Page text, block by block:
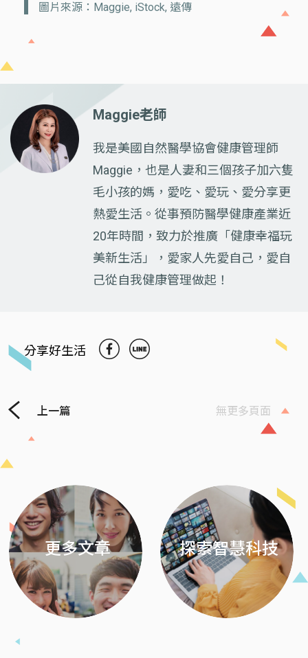
圖片來源：Maggie, iStock, 遠傳
Maggie老師
我是美國自然醫學協會健康管理師
Maggie，也是人妻和三個孩子加六隻
毛小孩的媽，愛吃、愛玩、愛分享更
熱愛生活。從事預防醫學健康產業近
20年時間，致力於推廣「健康幸福玩
美新生活」，愛家人先愛自己，愛自
己從自我健康管理做起！
分享好生活
上一篇 無更多頁面
更多文章 探索智慧科技